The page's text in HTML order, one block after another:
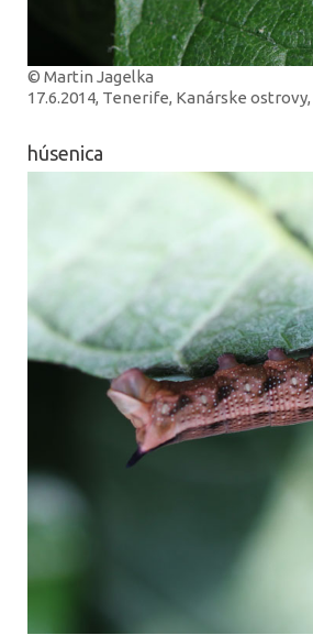
© Martin Jagelka
17.6.2014, Tenerife, Kanárske
húsenica